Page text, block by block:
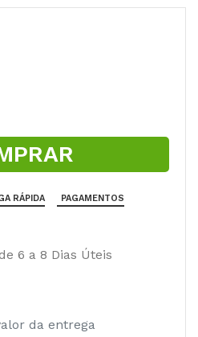
RÁPIDA PAGAMENTOS
6 a 8 Dias Úteis
da entrega